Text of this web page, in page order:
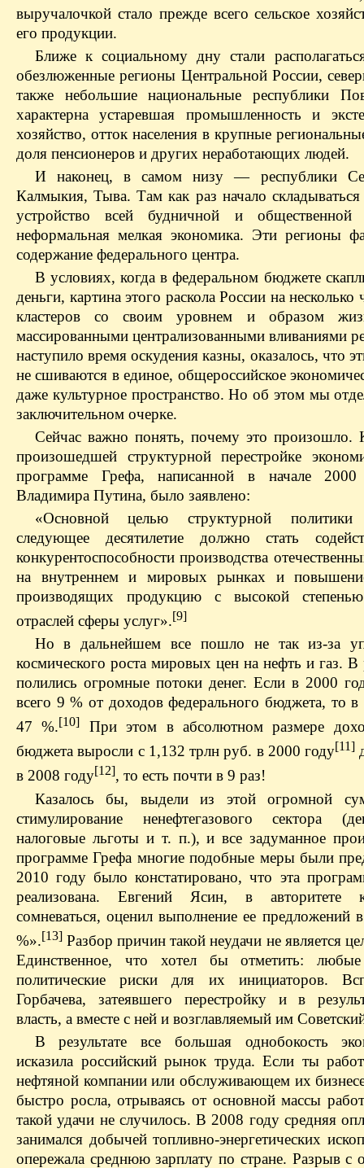
выручалочкой стало прежде всего сельское
его продукции.
Ближе к социальному дну стали
обезлюженные регионы Центральной России,
также небольшие национальные республики
характерна устаревшая промышленность и
хозяйство, отток населения в крупные
доля пенсионеров и других неработающих людей.
И наконец, в самом низу — республики
Калмыкия, Тыва. Там как раз начало складываться
устройство всей будничной и общественной
неформальная мелкая экономика. Эти регионы
содержание федерального центра.
В условиях, когда в федеральном бюджете
деньги, картина этого раскола России на
кластеров со своим уровнем и образом
массированными централизованными вливаниями
наступило время оскудения казны, оказалось, что
не сшиваются в единое, общероссийское
даже культурное пространство. Но об этом мы
заключительном очерке.
Сейчас важно понять, почему это произошло.
произошедшей структурной перестройке
программе Грефа, написанной в начале
Владимира Путина, было заявлено:
«Основной целью структурной политики
следующее десятилетие должно стать
конкурентоспособности производства
на внутреннем и мировых рынках и
производящих продукцию с высокой
отраслей сферы услуг».[9]
Но в дальнейшем все пошло не так из-за
космического роста мировых цен на нефть и газ. В
полились огромные потоки денег. Если в 2000
всего 9 % от доходов федерального бюджета, то
47 %.[10]
При этом в абсолютном размере
бюджета выросли с 1,132 трлн руб. в 2000 году[11]
в 2008 году[12], то есть почти в 9 раз!
Казалось бы, выдели из этой огромной
стимулирование ненефтегазового сектора
налоговые льготы и т. п.), и все задуманное
программе Грефа многие подобные меры были
2010 году было констатировано, что эта
реализована. Евгений Ясин, в авторитете
сомневаться, оценил выполнение ее
%».[13] Разбор причин такой неудачи не является
Единственное, что хотел бы отметить:
политические риски для их инициаторов.
Горбачева, затеявшего перестройку и в
власть, а вместе с ней и возглавляемый им
В результате все большая однобокость
исказила российский рынок труда. Если ты
нефтяной компании или обслуживающем их
быстро росла, отрываясь от основной массы
такой удачи не случилось. В 2008 году средняя
занимался добычей топливно-энергетических
опережала среднюю зарплату по стране. Разрыв